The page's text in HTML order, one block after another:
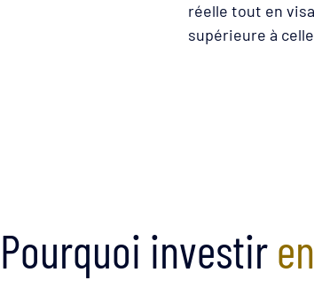
réelle tout en
supérieure à
Pourquoi investir